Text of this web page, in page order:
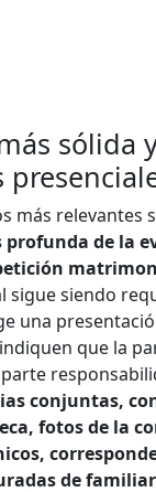
sólida
más relevantes
de la
sigue siendo
una
que la
conjuntas,
fotos de la
de